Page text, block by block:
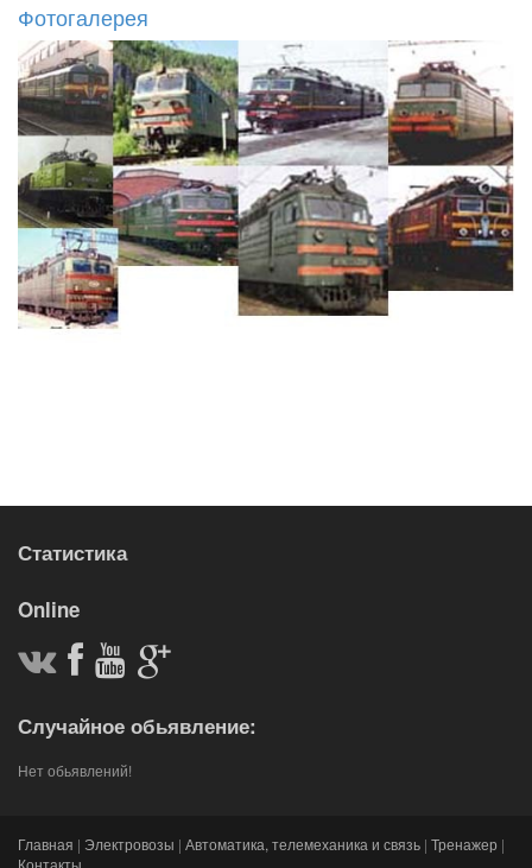
Фотогалерея
Статистика
Online
Случайное обьявление:
Нет обьявлений!
Главная | Электровозы | Автоматика, телемеханика и связь | Тренажер |
Контакты